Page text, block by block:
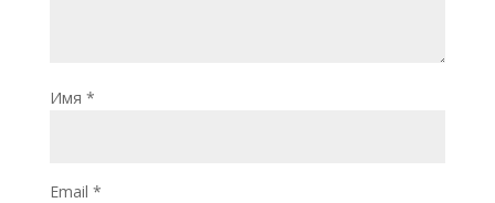
Имя *
Email *